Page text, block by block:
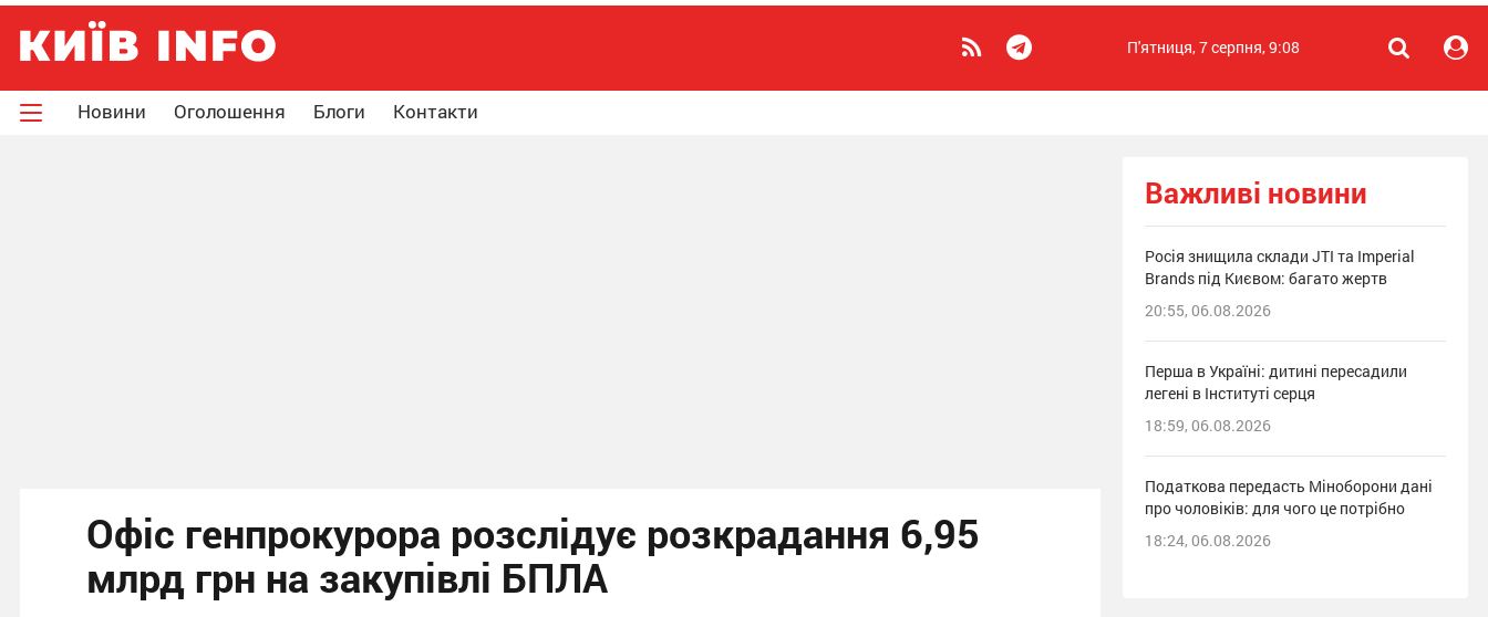
П'ятниця, 7 серпня, 9:08
Новини Оголошення Блоги Контакти
Офіс генпрокурора розслідує розкрадання 6,95
млрд грн на закупівлі БПЛА
Важливі новини
Росія знищила склади JTI та Imperial
Brands під Києвом: багато жертв
20:55, 06.08.2026
Перша в Україні: дитині пересадили
легені в Інституті серця
18:59, 06.08.2026
Податкова передасть Міноборони дані
про чоловіків: для чого це потрібно
18:24, 06.08.2026